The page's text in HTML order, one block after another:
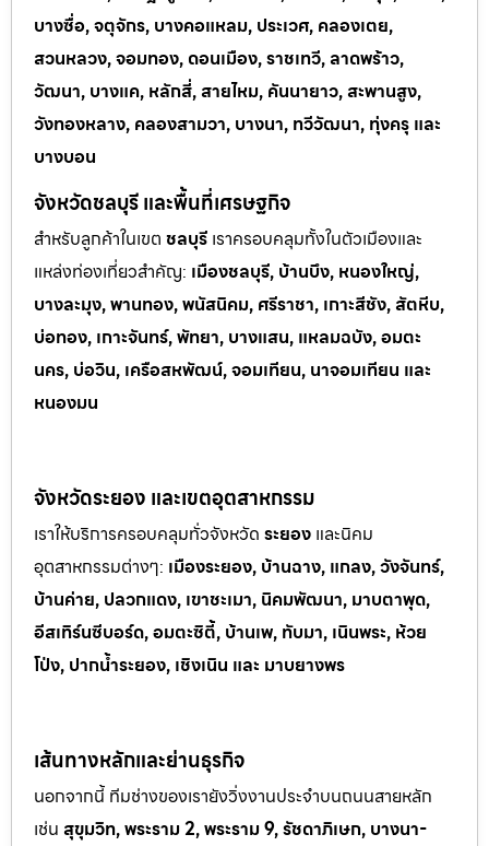
บางซื่อ, จตุจักร, บางคอแหลม, ประเวศ, คลองเตย,
สวนหลวง, จอมทอง, ดอนเมือง, ราชเทวี, ลาดพร้าว,
วัฒนา, บางแค, หลักสี่, สายไหม, คันนายาว, สะพานสูง,
วังทองหลาง, คลองสามวา, บางนา, ทวีวัฒนา, ทุ่งครุ และ
บางบอน
จังหวัดชลบุรี และพื้นที่เศรษฐกิจ
สำหรับลูกค้าในเขต ชลบุรี เราครอบคลุมทั้งในตัวเมืองและ
แหล่งท่องเที่ยวสำคัญ: เมืองชลบุรี, บ้านบึง, หนองใหญ่,
บางละมุง, พานทอง, พนัสนิคม, ศรีราชา, เกาะสีชัง, สัตหีบ,
บ่อทอง, เกาะจันทร์, พัทยา, บางแสน, แหลมฉบัง, อมตะ
นคร, บ่อวิน, เครือสหพัฒน์, จอมเทียน, นาจอมเทียน และ
หนองมน
จังหวัดระยอง และเขตอุตสาหกรรม
เราให้บริการครอบคลุมทั่วจังหวัด ระยอง และนิคม
อุตสาหกรรมต่างๆ: เมืองระยอง, บ้านฉาง, แกลง, วังจันทร์,
บ้านค่าย, ปลวกแดง, เขาชะเมา, นิคมพัฒนา, มาบตาพุด,
อีสเทิร์นซีบอร์ด, อมตะซิตี้, บ้านเพ, ทับมา, เนินพระ, ห้วย
โป่ง, ปากน้ำระยอง, เชิงเนิน และ มาบยางพร
เส้นทางหลักและย่านธุรกิจ
นอกจากนี้ ทีมช่างของเรายังวิ่งงานประจำบนถนนสายหลัก
เช่น สุขุมวิท, พระราม 2, พระราม 9, รัชดาภิเษก, บางนา-